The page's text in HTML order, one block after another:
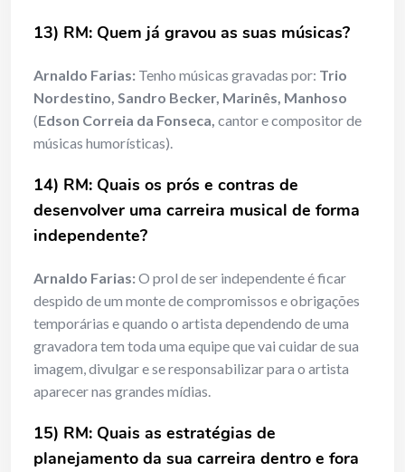
13) RM: Quem já gravou as suas músicas?
Arnaldo Farias: Tenho músicas gravadas por: Trio
Nordestino, Sandro Becker, Marinês, Manhoso
(Edson Correia da Fonseca, cantor e compositor de
músicas humorísticas).
14) RM: Quais os prós e contras de
desenvolver uma carreira musical de forma
independente?
Arnaldo Farias:O prol de ser independente é ficar
despido de um monte de compromissos e obrigações
temporárias e quando o artista dependendo de uma
gravadora tem toda uma equipe que vai cuidar de sua
imagem, divulgar e se responsabilizar para o artista
aparecer nas grandes mídias.
15) RM: Quais as estratégias de
planejamento da sua carreira dentro e fora